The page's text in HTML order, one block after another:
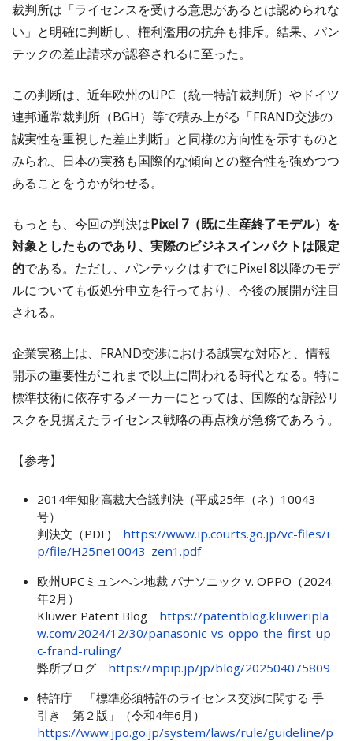
裁判所は「ライセンスを受ける意思があるとは認められな
い」と明確に判断し、権利濫用の抗弁も排斥。結果、パン
テックの差止請求が認容されるに至った。
この判断は、近年欧州のUPC（統一特許裁判所）やドイツ
連邦通常裁判所（BGH）等で積み上がる「FRAND交渉の
誠実性を重視した差止判断」と同様の方向性を示すものと
みられ、日本の実務も国際的な傾向との整合性を強めつつ
あることをうかがわせる。
もっとも、今回の判決はPixel 7（既に生産終了モデル）を
対象としたものであり、実際のビジネスインパクトは限定
的である。ただし、パンテックはすでにPixel 8以降のモデ
ルについても仮処分申立を行っており、今後の展開が注目
される。
企業実務上は、FRAND交渉における誠実な対応と、情報
開示の重要性がこれまで以上に問われる時代となる。特に
標準技術に依存するメーカーにとっては、国際的な訴訟リ
スクを見据えたライセンス戦略の再点検が急務であろう。
【参考】
2014年知財高裁大合議判決（平成25年（ネ）10043
号）
判決文（PDF) https://www.ip.courts.go.jp/vc-files/i
p/file/H25ne10043_zen1.pdf
欧州UPCミュンヘン地裁 パナソニック v. OPPO（2024
年2月）
Kluwer Patent Blog https://patentblog.kluweripla
w.com/2024/12/30/panasonic-vs-oppo-the-first-up
c-frand-ruling/
弊所ブログ https://mpip.jp/jp/blog/202504075809
特許庁 「標準必須特許のライセンス交渉に関する 手
引き 第２版」（令和4年6月）
https://www.jpo.go.jp/system/laws/rule/guideline/p